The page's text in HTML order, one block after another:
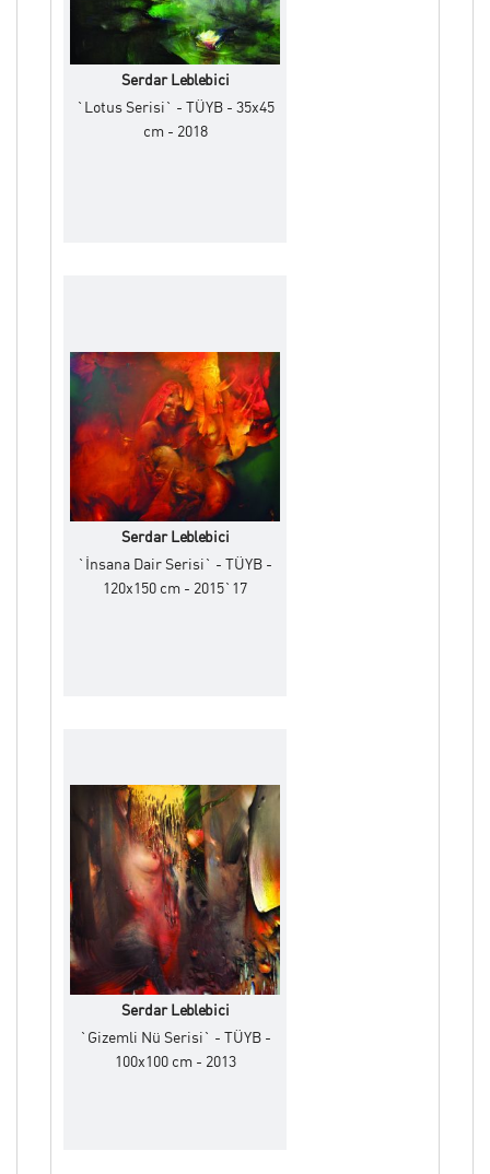
Serdar Leblebici
`Lotus Serisi` - TÜYB - 35x45
cm - 2018
Serdar Leblebici
`İnsana Dair Serisi` - TÜYB -
120x150 cm - 2015`17
Serdar Leblebici
`Gizemli Nü Serisi` - TÜYB -
100x100 cm - 2013